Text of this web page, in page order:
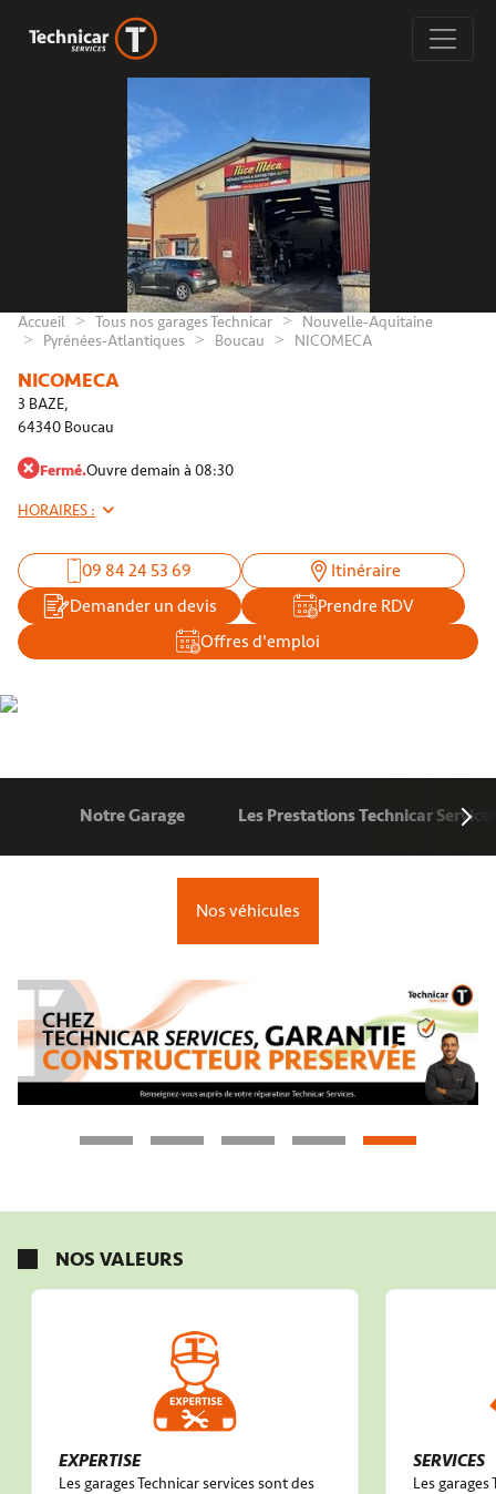
Accueil Tous nos garages Technicar
Nouvelle-Aquitaine
Pyrénées-Atlantiques
Boucau NICOMECA
NICOMECA
3 BAZE,
64340 Boucau
Fermé.Ouvre demain à 08:30
HORAIRES :
09 84 24 53 69
Itinéraire
Demander un devis
Prendre RDV
Offres d'emploi
Notre Garage Les Prestations Technicar
Nos véhicules
NOS VALEURS
EXPERTISE
Les garages Technicar services sont des
SERVICES
Les